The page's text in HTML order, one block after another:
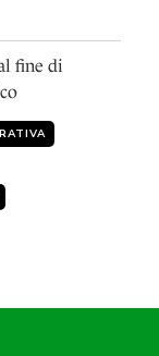
fine di